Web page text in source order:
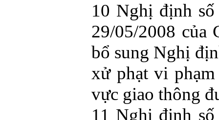
10 Nghị định
29/05/2008 của
bổ sung Nghị
xử phạt vi
vực giao thông
11 Nghị định